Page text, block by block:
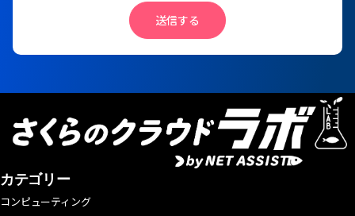
送信する
カテゴリー
コンピューティング